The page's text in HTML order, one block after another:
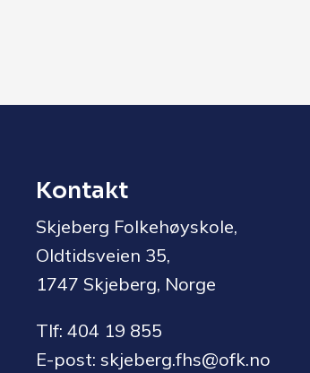
Kontakt
Skjeberg Folkehøyskole,
Oldtidsveien 35,
1747 Skjeberg, Norge
Tlf: 404 19 855
E-post: skjeberg.fhs@ofk.no